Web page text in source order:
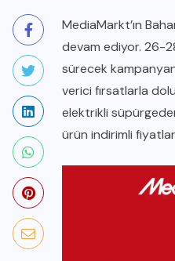
MediaMarkt’ın
devam ediyor. 26-
sürecek
verici fırsatlarla
elektrikli
ürün indirimli